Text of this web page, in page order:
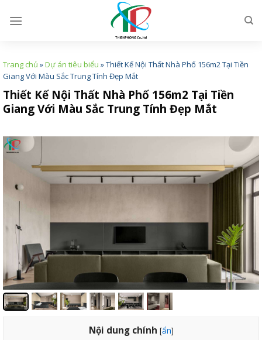
Trang chủ »Dự án tiêu biểu »Thiết Kế Nội Thất Nhà Phố 156m2 Tại Tiền
Giang Với Màu Sắc Trung Tính Đẹp Mắt
Thiết Kế Nội Thất Nhà Phố 156m2 Tại Tiền
Giang Với Màu Sắc Trung Tính Đẹp Mắt
Nội dung chính [ẩn]